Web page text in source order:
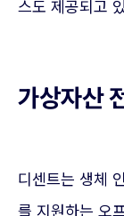
스도 제공되고
가상자산
디센트는 생체
를 지원하는 오